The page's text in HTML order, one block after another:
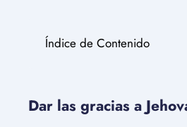
Índice de Contenido
Dar las gracias a